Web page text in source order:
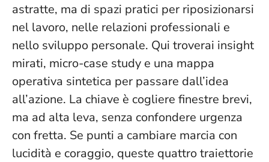
astratte, ma di spazi pratici per riposizionarsi
nel lavoro, nelle relazioni professionali e
nello sviluppo personale. Qui troverai insight
mirati, micro-case study e una mappa
operativa sintetica per passare dall’idea
all’azione. La chiave è cogliere finestre brevi,
ma ad alta leva, senza confondere urgenza
con fretta. Se punti a cambiare marcia con
lucidità e coraggio, queste quattro traiettorie